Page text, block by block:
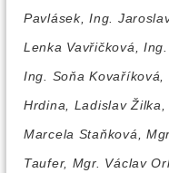
Pavlásek, Ing.
Lenka Vavřičková,
Ing. Soňa Kovaříková,
Hrdina, Ladislav
Marcela Staňková,
Taufer, Mgr. Václav